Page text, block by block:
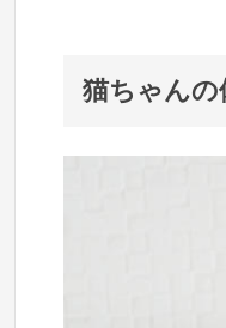
猫ちゃん